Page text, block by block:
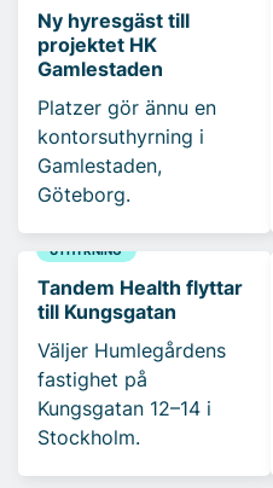
Ny hyresgäst till
projektet HK
Gamlestaden
Platzer gör ännu en
kontorsuthyrning i
Gamlestaden,
Göteborg.
UTHYRNING
Tandem Health flyttar
till Kungsgatan
Väljer Humlegårdens
fastighet på
Kungsgatan 12–14 i
Stockholm.